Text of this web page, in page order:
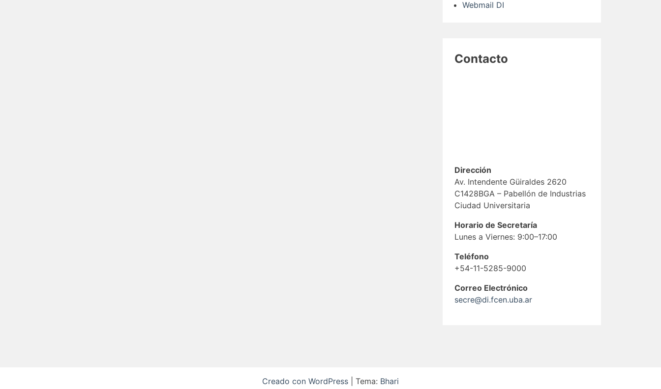
Webmail DI
Contacto
Dirección
Av. Intendente Güiraldes 2620
C1428BGA – Pabellón de Industrias
Ciudad Universitaria
Horario de Secretaría
Lunes a Viernes: 9:00–17:00
Teléfono
+54-11-5285-9000
Correo Electrónico
secre@di.fcen.uba.ar
Creado con WordPress Tema: Bhari